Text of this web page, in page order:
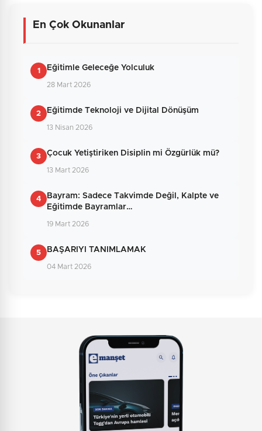
Güvenlik Sorusu:
En Çok Okunanlar
1 Eğitimle Geleceğe Yolculuk
28 Mart 2026
2 Eğitimde Teknoloji ve Dijital Dönüşüm
13 Nisan 2026
3 Çocuk Yetiştiriken Disiplin mi Özgürlük mü?
13 Mart 2026
4
Bayram: Sadece Takvimde Değil, Kalpte ve
Eğitimde Bayramlar…
19 Mart 2026
5 BAŞARIYI TANIMLAMAK
04 Mart 2026